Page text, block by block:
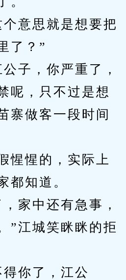
意思就是想要把
了？”
，你严重了，
呢，只不过是想
寨做客一段时间
惺的，实际上
都知道。
中还有急事，
”江城笑眯眯的拒
你了，江公